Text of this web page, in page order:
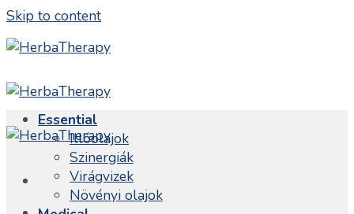
Skip to content
Essential
Illóolajok
Szinergiák
Virágvizek
Növényi olajok